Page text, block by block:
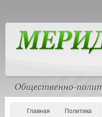
Главная Политика